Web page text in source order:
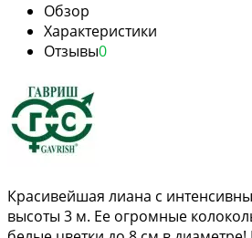
Обзор
Характеристики
Отзывы0
Красивейшая лиана с
высоты 3 м. Ее огромные